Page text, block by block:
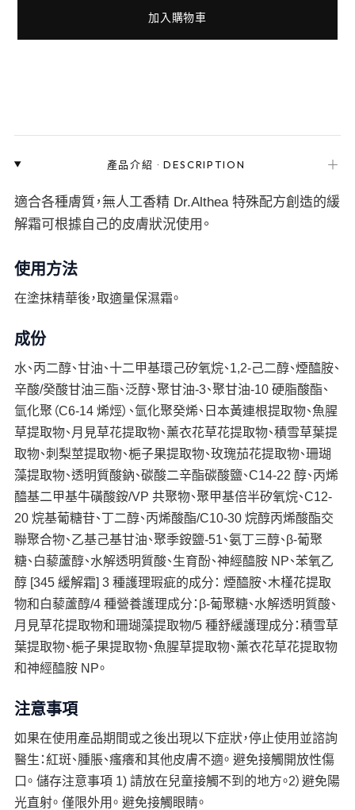
加入購物車
產品介紹 ·DESCRIPTION ＋
適合各種膚質，無人工香精 Dr.Althea 特殊配方創造的緩
解霜可根據自己的皮膚狀況使用。
使用方法
在塗抹精華後，取適量保濕霜。
成份
水、丙二醇、甘油、十二甲基環己矽氧烷、1,2-己二醇、煙醯胺、
辛酸/癸酸甘油三酯、泛醇、聚甘油-3、聚甘油-10 硬脂酸酯、
氫化聚（C6-14 烯烴）、氫化聚癸烯、日本黃連根提取物、魚腥
草提取物、月見草花提取物、薰衣花草花提取物、積雪草葉提
取物、刺梨莖提取物、梔子果提取物、玫瑰茄花提取物、珊瑚
藻提取物、透明質酸鈉、碳酸二辛酯碳酸鹽、C14-22 醇、丙烯
醯基二甲基牛磺酸銨/VP 共聚物、聚甲基倍半矽氧烷、C12-
20 烷基葡糖苷、丁二醇、丙烯酸酯/C10-30 烷醇丙烯酸酯交
聯聚合物、乙基己基甘油、聚季銨鹽-51、氨丁三醇、β-葡聚
糖、白藜蘆醇、水解透明質酸、生育酚、神經醯胺 NP、苯氧乙
醇 [345 緩解霜] 3 種護理瑕疵的成分： 煙醯胺、木槿花提取
物和白藜蘆醇/4 種營養護理成分：β-葡聚糖、水解透明質酸、
月見草花提取物和珊瑚藻提取物/5 種舒緩護理成分：積雪草
葉提取物、梔子果提取物、魚腥草提取物、薰衣花草花提取物
和神經醯胺 NP。
注意事項
如果在使用產品期間或之後出現以下症狀，停止使用並諮詢
醫生：紅斑、腫脹、瘙癢和其他皮膚不適。 避免接觸開放性傷
口。 儲存注意事項 1) 請放在兒童接觸不到的地方。2）避免陽
光直射。 僅限外用。 避免接觸眼睛。